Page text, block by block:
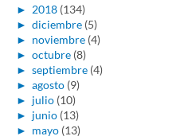
► 2018 (134)
► diciembre (5)
► noviembre (4)
► octubre (8)
► septiembre (4)
► agosto (9)
► julio (10)
► junio (13)
► mayo (13)